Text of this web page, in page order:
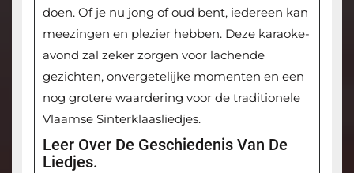
doen. Of je nu jong of oud bent, iedereen kan
meezingen en plezier hebben. Deze karaoke-
avond zal zeker zorgen voor lachende
gezichten, onvergetelijke momenten en een
nog grotere waardering voor de traditionele
Vlaamse Sinterklaasliedjes.
Leer Over De Geschiedenis Van De
Liedjes.